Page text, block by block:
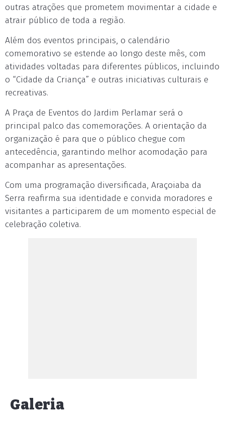
outras atrações que prometem movimentar a cidade e
atrair público de toda a região.
Além dos eventos principais, o calendário
comemorativo se estende ao longo deste mês, com
atividades voltadas para diferentes públicos, incluindo
o “Cidade da Criança” e outras iniciativas culturais e
recreativas.
A Praça de Eventos do Jardim Perlamar será o
principal palco das comemorações. A orientação da
organização é para que o público chegue com
antecedência, garantindo melhor acomodação para
acompanhar as apresentações.
Com uma programação diversificada, Araçoiaba da
Serra reafirma sua identidade e convida moradores e
visitantes a participarem de um momento especial de
celebração coletiva.
Galeria